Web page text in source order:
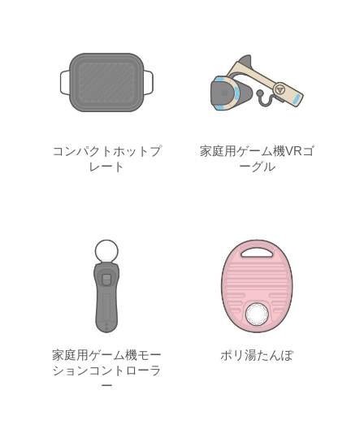
コンパクトホットプ
レート
家庭用ゲーム機VRゴ
ーグル
家庭用ゲーム機モー
ションコントローラ
ー
ポリ湯たんぽ